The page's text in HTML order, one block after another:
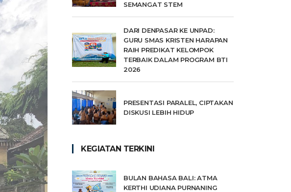
SEMANGAT STEM
DARI DENPASAR KE UNPAD:
GURU SMAS KRISTEN HARAPAN
RAIH PREDIKAT KELOMPOK
TERBAIK DALAM PROGRAM BTI
2026
PRESENTASI PARALEL, CIPTAKAN
DISKUSI LEBIH HIDUP
KEGIATAN TERKINI
BULAN BAHASA BALI: ATMA
KERTHI UDIANA PURNANING